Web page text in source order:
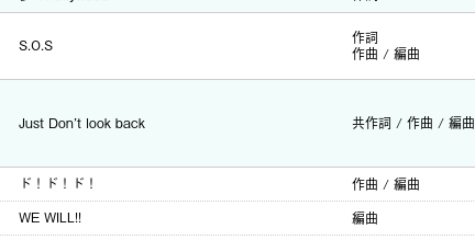
S.O.S 作詞
作曲 / 編曲
Just Don’t look back 共作詞 / 作曲 / 編曲
ド！ド！ド！ 作曲 / 編曲
WE WILL!! 編曲